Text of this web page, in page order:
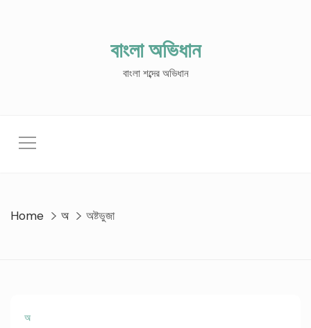
বাংলা অভিধান
বাংলা শব্দের অভিধান
Home অ অষ্টভুজা
অ